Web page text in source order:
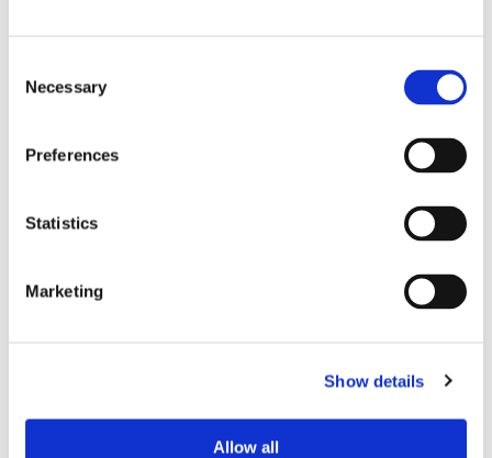
Selection
Necessary
Preferences
Statistics
Marketing
Show details
Allow all
Chambre en colocation à
Colocation fille | Paris 14e
Loyer mensuel charges